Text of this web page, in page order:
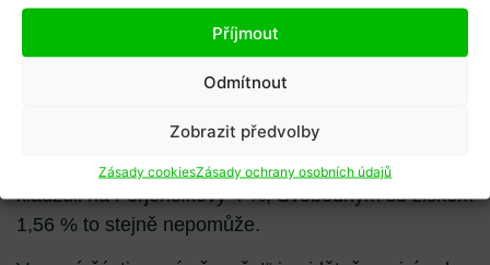
Příjmout
Odmítnout
Zobrazit předvolby
Zásady cookiesZásady ochrany osobních údajů
Když přepočítáme výsledky z roku 2017 na jeden
jediný obvod, získáme tabulku níže:
zůstávají stejné (d΄Hondtův dělitel a 5% uzavírací
volební klauzule). I pokud bychom snížili volební
klauzuli na Ferjenčíkovy 4 %, Svobodným se ziskem
1,56 % to stejně nepomůže.